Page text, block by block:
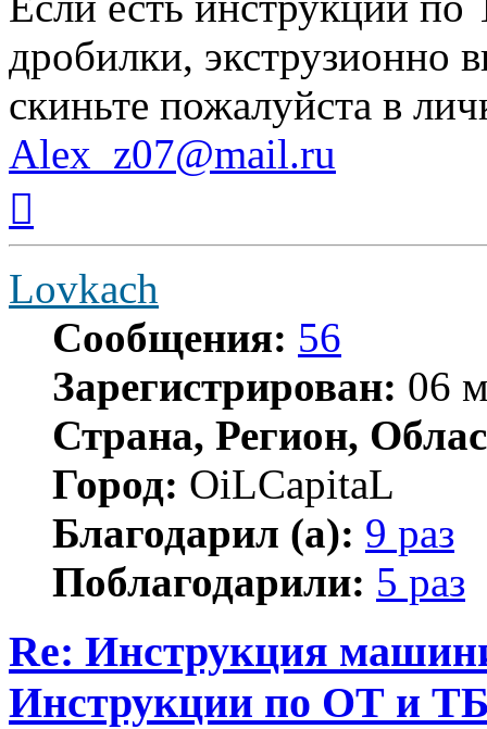
дробилки,
скиньте пожалуйcта в
Alex_z07@mail.ru
началу
Lovkach
Сообщения: 56
Зарегистрирован: 06
Страна, Регион,
Город: OiLCapitaL
Благодарил (а): 9 раз
Поблагодарили: 5 раз
Re: Инструкция
Инструкции по ОТ и